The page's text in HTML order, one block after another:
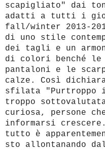
scapigliato" dai
adatti a tutti i
fall/winter 2013-
di uno stile
dei tagli e un
di colori benché le
pantaloni e le
calze. Così
sfilata "
troppo
curiosa, persone
informarsi
tutto è
sto allontanando